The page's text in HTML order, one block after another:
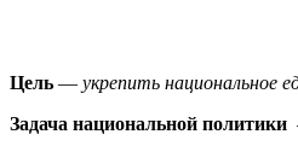
Цель — укрепить национальное
Задача национальной политики